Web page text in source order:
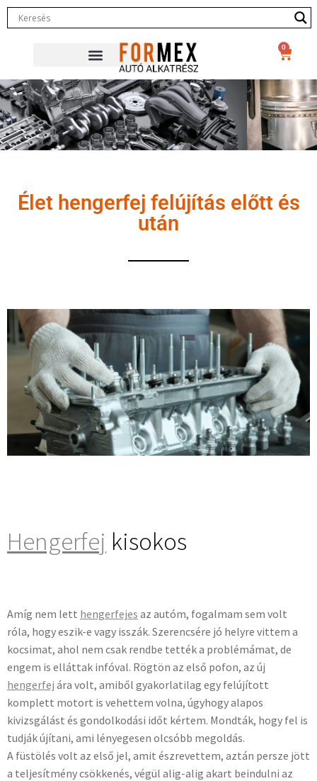
0
Élet hengerfej felújítás előtt és
után
Hengerfej kisokos
Amíg nem lett hengerfejes az autóm, fogalmam sem volt
róla, hogy eszik-e vagy isszák. Szerencsére jó helyre vittem a
kocsimat, ahol nem csak rendbe tették a problémámat, de
engem is elláttak infóval. Rögtön az első pofon, az új
hengerfej ára volt, amiből gyakorlatilag egy felújított
komplett motort is vehettem volna, úgyhogy alapos
kivizsgálást és gondolkodási időt kértem. Mondták, hogy fel is
tudják újítani, ami lényegesen olcsóbb megoldás.
A füstölés volt az első jel, amit észrevettem, aztán persze jött
a teljesítmény csökkenés, végül alig-alig akart beindulni az